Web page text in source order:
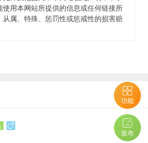
功能
发布
用本网站所提供的信息或任何链接所
属、特殊、惩罚性或惩戒性的损害赔